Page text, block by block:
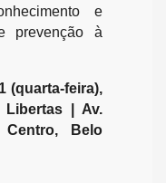
e
prevenção à
(quarta-feira),
| Av.
Belo